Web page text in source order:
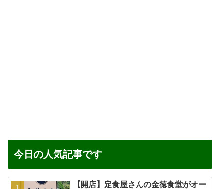
今日の人気記事です
【開店】定食屋さんの金徳食堂がオー